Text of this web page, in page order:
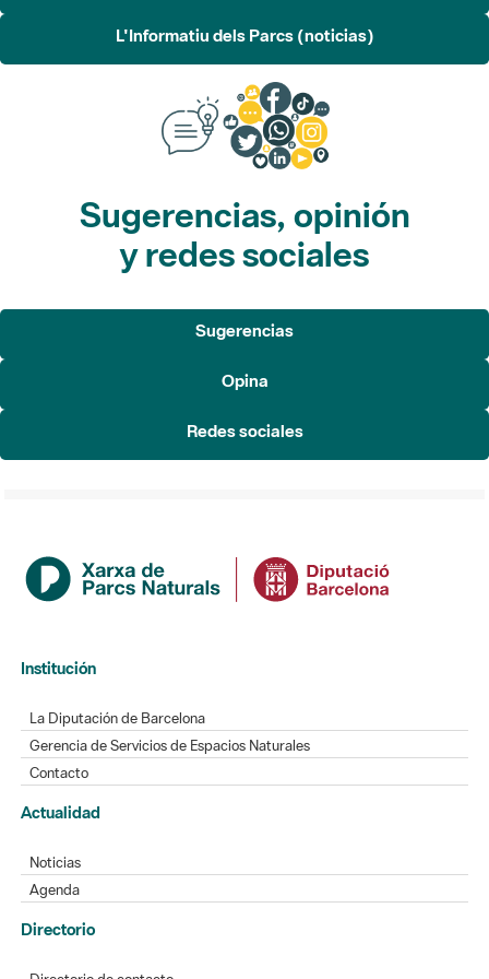
L'Informatiu dels Parcs (noticias)
Sugerencias, opinión
y redes sociales
Sugerencias
Opina
Redes sociales
Institución
La Diputación de Barcelona
Gerencia de Servicios de Espacios Naturales
Contacto
Actualidad
Noticias
Agenda
Directorio